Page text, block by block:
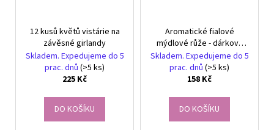
12 kusů květů vistárie na
závěsné girlandy
Skladem. Expedujeme do 5
prac. dnů (>5 ks)
225 Kč
DO KOŠÍKU
Aromatické fialové
mýdlové růže - dárková
sada 9 kusů pro elegantní
dekoraci
Skladem. Expedujeme do 5
prac. dnů (>5 ks)
158 Kč
DO KOŠÍKU